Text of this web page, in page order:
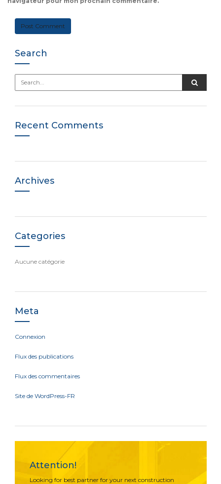
Search
Recent Comments
Archives
Categories
Aucune catégorie
Meta
Connexion
Flux des publications
Flux des commentaires
Site de WordPress-FR
Attention!
Looking for best partner for your next construction